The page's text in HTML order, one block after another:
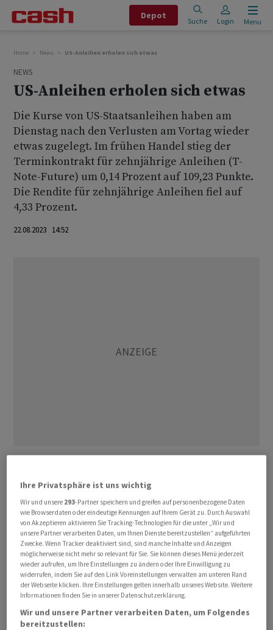
Depot
Suche Login Menu
Home News US-Anleihen erholen sich etwas
NEWS
US-Anleihen erholen sich etwas
Die Kurse von US-Staatsanleihen haben am
Dienstag nach den Verlusten am Vortag wieder
etwas zugelegt. Im frühen Handel stieg der
Terminkontrakt für zehnjährige Anleihen (T-
Note-Future) um 0,14 Prozent auf 109,23 Punkte.
Die Rendite für zehnjährige Anleihen fiel auf
4,33 Prozent.
22.08.2023 14:52
Verkäufe bestehender Eigenheim in den Fokus.
"Überraschungspotenzial machen wir nicht aus, da auch
die Zahl der schwebenden Hausverkäufe zuletzt
nahezu auf dem Niveau des Vormonats lag", schrieben
die Experten der Landesbank Hessen-Thüringen.
Wichtig sei die Kennziffer aber durchaus für die künftige
Geldpolitik, schrieb Bob Savage der BNY Mellon. Denn
der Häusermarkt habe sich in der Vergangenheit nicht
so entwickelt, wie es sich die Währungshüter erhofft
hätten.
Ihre Privatsphäre ist uns wichtig
Wir und unsere 293-Partner speichern und greifen auf personenbezogene Daten
wie Browserdaten oder eindeutige Kennungen auf Ihrem Gerät zu. Durch Auswahl
von Akzeptieren aktivieren Sie Tracking-Technologien für die unter „Wir und
unsere Partner verarbeiten Daten, um Ihnen Dienste bereitzustellen“ aufgeführten
Zwecke. Wenn Tracker deaktiviert sind, sind manche Inhalte und Anzeigen
möglicherweise nicht mehr so relevant für Sie. Sie können dieses Menü jederzeit
wieder aufrufen, um Ihre Einstellungen zu ändern oder Ihre Einwilligung zu
widerrufen, indem Sie auf den Link Voreinstellungen verwalten am unteren Rand
der Webseite klicken. Ihre Einstellungen gelten innerhalb unseres Website. Weitere
Informationen finden Sie in unserer Datenschutzerklärung.
Wir und unsere Partner verarbeiten Daten, um Folgendes
bereitzustellen: